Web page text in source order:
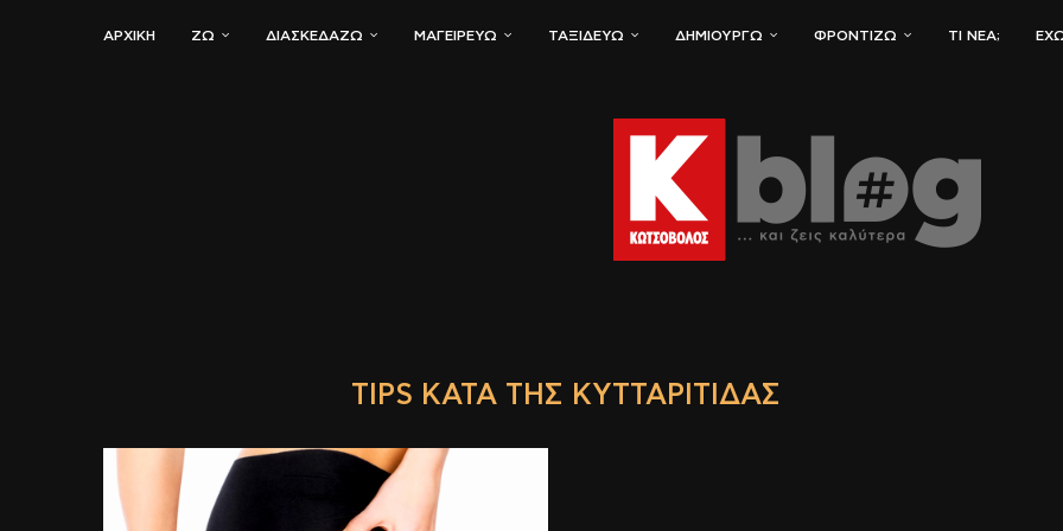
ΑΡΧΙΚΗ ΖΏ ΔΙΑΣΚΕΔΆΖΩ ΜΑΓΕΙΡΕΎΩ ΤΑΞΙΔΕΎΩ ΔΗΜΙΟΥΡΓΏ ΦΡΟΝΤΊΖΩ ΤΙ ΝΈΑ;
TIPS ΚΑΤΆ ΤΗΣ ΚΥΤΤΑΡΊΤΙΔΑΣ